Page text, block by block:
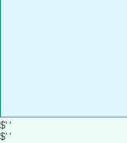
$' '
$' '